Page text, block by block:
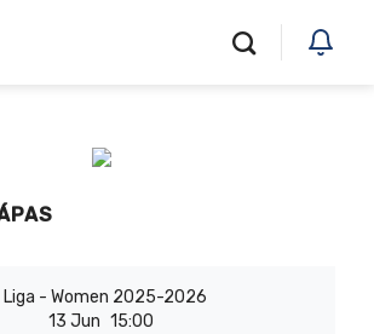
I Liga - Women 2025-2026
13 Jun 15:00